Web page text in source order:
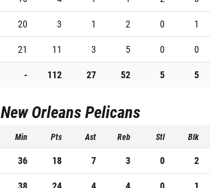
20 3 1 2 0
1
21 11 3 5 0
0
- 112 27 52 5 5
New Orleans Pelicans
Min Pts Ast Reb Stl Blk
36 18 7 3 0
2